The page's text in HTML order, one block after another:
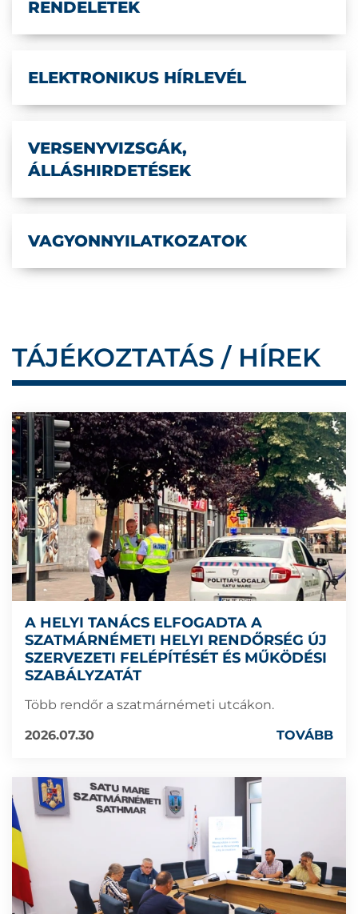
RENDELETEK
ELEKTRONIKUS HÍRLEVÉL
VERSENYVIZSGÁK,
ÁLLÁSHIRDETÉSEK
VAGYONNYILATKOZATOK
TÁJÉKOZTATÁS / HÍREK
A HELYI TANÁCS ELFOGADTA A
SZATMÁRNÉMETI HELYI RENDŐRSÉG ÚJ
SZERVEZETI FELÉPÍTÉSÉT ÉS MŰKÖDÉSI
SZABÁLYZATÁT
Több rendőr a szatmárnémeti utcákon.
2026.07.30
TOVÁBB